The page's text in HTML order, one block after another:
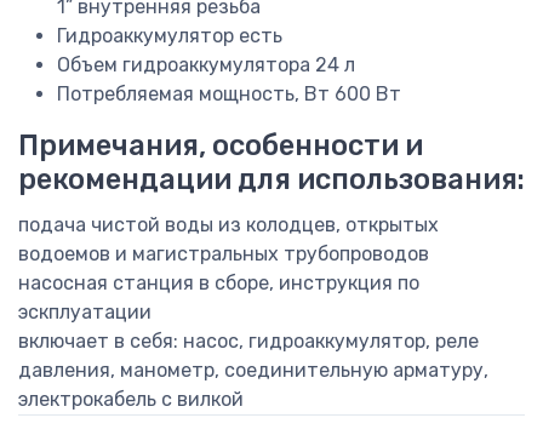
1” внутренняя резьба
Гидроаккумулятор есть
Объем гидроаккумулятора 24 л
Потребляемая мощность, Вт 600 Вт
Примечания, особенности и
рекомендации для использования:
подача чистой воды из колодцев, открытых
водоемов и магистральных трубопроводов
насосная станция в сборе, инструкция по
эскплуатации
включает в себя: насос, гидроаккумулятор, реле
давления, манометр, соединительную арматуру,
электрокабель с вилкой